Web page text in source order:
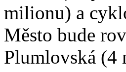
milionu) a
Město bude
Plumlovská (4